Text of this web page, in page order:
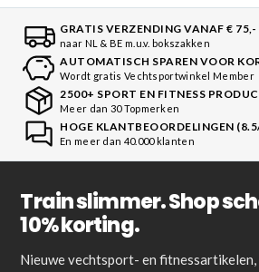
GRATIS VERZENDING VANAF € 75,-
naar NL & BE m.u.v. bokszakken
AUTOMATISCH SPAREN VOOR
Wordt gratis Vechtsportwinkel Member
2500+ SPORT EN FITNESS
Meer dan 30 Topmerken
HOGE KLANTBEOORDELINGEN
En meer dan 40.000 klanten
Train slimmer. Shop
10% korting.
Nieuwe vechtsport- en fitnessartikelen,